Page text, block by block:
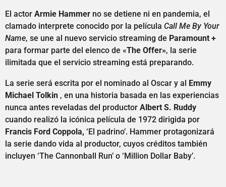
El actor Armie Hammer no se detiene ni en pandemia, el
clamado interprete conocido por la película Call Me By Your
Name, se une al nuevo servicio streaming de Paramount +
para formar parte del elenco de «The Offer», la serie
ilimitada que el servicio streaming está preparando.
La serie será escrita por el nominado al Oscar y al Emmy
Michael Tolkin , en una historia basada en las experiencias
nunca antes reveladas del productor Albert S. Ruddy
cuando realizó la icónica película de 1972 dirigida por
Francis Ford Coppola, ‘El padrino’. Hammer protagonizará
la serie dando vida al productor, cuyos créditos también
incluyen ‘The Cannonball Run’ o ‘Million Dollar Baby’.